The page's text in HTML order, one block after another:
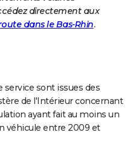
directement aux
dans le Bas-Rhin.
service sont issues des
de l'Intérieur concernant
ayant fait au moins un
véhicule entre 2009 et